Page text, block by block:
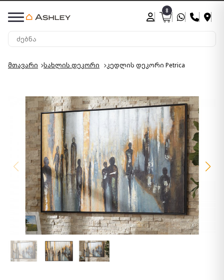
8
მთავარი სახლის დეკორი კედლის დეკორი Petrica